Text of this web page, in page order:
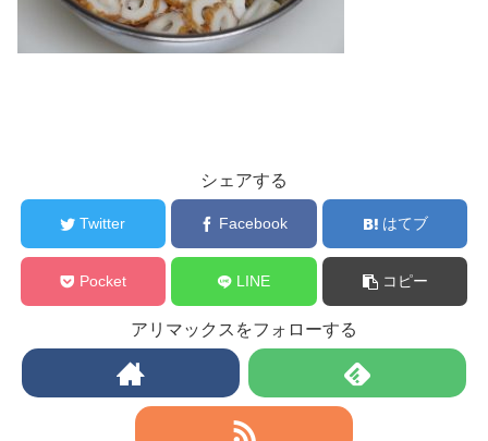
シェアする
Twitter Facebook はてブ
Pocket LINE コピー
アリマックスをフォローする